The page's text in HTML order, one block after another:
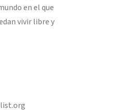
en el que
vivir libre y